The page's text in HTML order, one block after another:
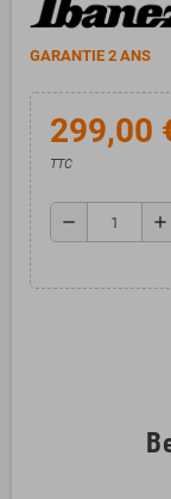
GARANTIE 2 ANS
299,00
TTC
remove add